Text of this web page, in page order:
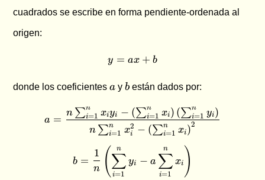
cuadrados se escribe en forma pendiente-ordenada al
origen:
y = ax + b
y = ax + b
donde los coeficientesa
a yb
b están dados por:
a = \frac{ n
a =
n ∑i=1
n xi
2 − (∑i=1
n xi)2
n ∑i=1
n xiyi − (∑i=1
n xi) (∑i=1
n yi)
b = \frac{1}{n} \left(
b =
n
1 ( i=1
∑
n
yi − a
i=1
∑
n
xi )